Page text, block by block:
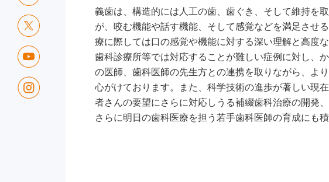
義歯は、構造的には人工の歯、歯ぐき、そして維持を
が、咬む機能や話す機能、そして感覚などを満足させ
療に際しては口の感覚や機能に対する深い理解と高度
歯科診療所等では対応することが難しい症例に対し、
の医師、歯科医師の先生方との連携を取りながら、よ
心がけております。また、科学技術の進歩が著しい現
者さんの要望にさらに対応しうる補綴歯科治療の開発
さらに明日の歯科医療を担う若手歯科医師の育成にも